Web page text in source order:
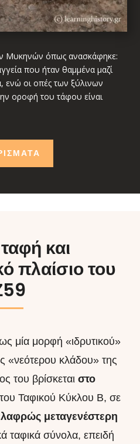
Μυκηνών όπως ανασκάφηκε:
που ήταν θαμμένα μαζί
ενώ οι οπές των ξύλινων
οροφή του τάφουείναι
και
πλαίσιο του
μία μορφή «ιδρυτικού»
«νεότερου κλάδου» της
του βρίσκεται στο
Ταφικού Κύκλου Β, σε
μεταγενέστερη
ταφικά σύνολα, επειδή